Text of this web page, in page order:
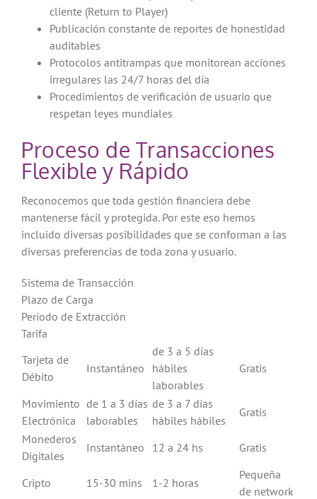
cliente (Return to Player)
Publicación constante de reportes de honestidad
auditables
Protocolos antitrampas que monitorean acciones
irregulares las 24/7 horas del día
Procedimientos de verificación de usuario que
respetan leyes mundiales
Proceso de Transacciones
Flexible y Rápido
Reconocemos que toda gestión financiera debe
mantenerse fácil y protegida. Por este eso hemos
incluido diversas posibilidades que se conforman a las
diversas preferencias de toda zona y usuario.
Sistema de Transacción
Plazo de Carga
Período de Extracción
Tarifa
Tarjeta de
Débito
Instantáneo
de 3 a 5 días
hábiles
laborables
Gratis
Movimiento
Electrónica
de 1 a 3 días
laborables
de 3 a 7 días
hábiles hábiles
Gratis
Monederos
Digitales
Instantáneo 12 a 24 hs Gratis
Cripto 15-30 mins 1-2 horas
Pequeña
de network